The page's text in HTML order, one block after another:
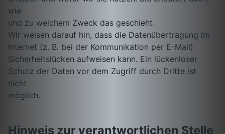
wie
und zu welchem Zweck das geschieht.
Wir weisen darauf hin, dass die Datenübertragung im
Internet (z. B. bei der Kommunikation per E-Mail)
Sicherheitslücken aufweisen kann. Ein lückenloser
Schutz der Daten vor dem Zugriff durch Dritte ist
nicht
möglich.
Hinweis zur verantwortlichen Stelle